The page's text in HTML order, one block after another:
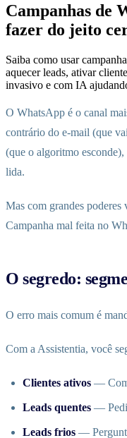
Campanhas de
fazer do jeito
Saiba como usar
aquecer leads, ativar
invasivo e com IA
O WhatsApp é o canal
contrário do e-mail (que
(que o algoritmo
lida.
Mas com grandes poderes
Campanha mal feita no
O segredo:
O erro mais comum é
Com a Assistentia, você
Clientes ativos —
Leads quentes —
Leads frios —